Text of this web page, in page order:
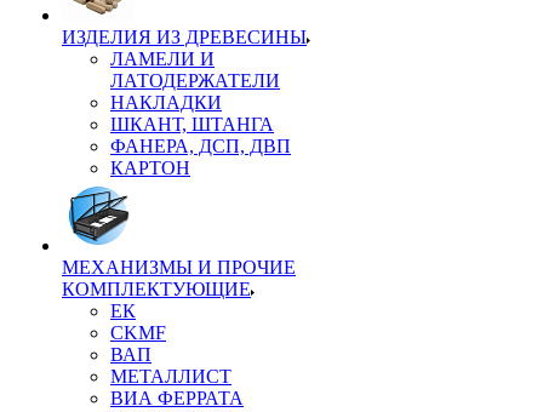
ИЗДЕЛИЯ ИЗ ДРЕВЕСИНЫ
ЛАМЕЛИ И
ЛАТОДЕРЖАТЕЛИ
НАКЛАДКИ
ШКАНТ, ШТАНГА
ФАНЕРА, ДСП, ДВП
КАРТОН
МЕХАНИЗМЫ И ПРОЧИЕ
КОМПЛЕКТУЮЩИЕ
ЕК
CKMF
ВАП
МЕТАЛЛИСТ
ВИА ФЕРРАТА